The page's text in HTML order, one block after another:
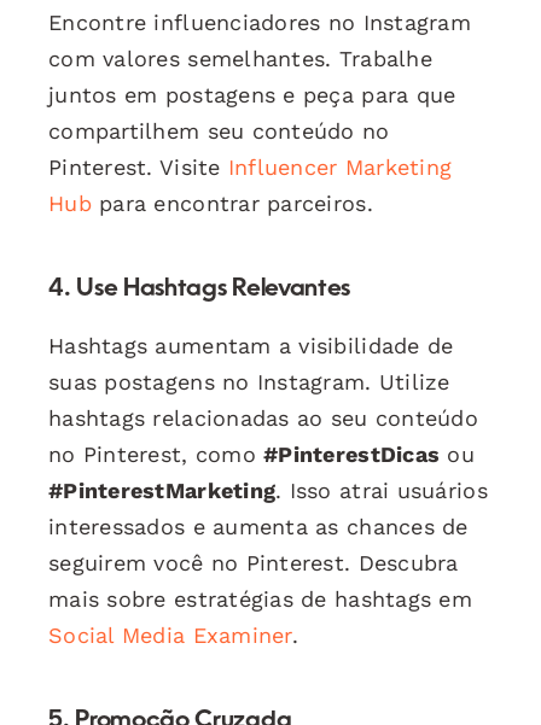
Encontre influenciadores no Instagram
com valores semelhantes. Trabalhe
juntos em postagens e peça para que
compartilhem seu conteúdo no
Pinterest. Visite Influencer Marketing
Hubpara encontrar parceiros.
4. Use Hashtags Relevantes
Hashtags aumentam a visibilidade de
suas postagens no Instagram. Utilize
hashtags relacionadas ao seu conteúdo
no Pinterest, como#PinterestDicas ou
#PinterestMarketing. Isso atrai usuários
interessados e aumenta as chances de
seguirem você no Pinterest. Descubra
mais sobre estratégias de hashtags em
Social Media Examiner.